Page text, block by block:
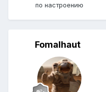
по настроению
Fomalhaut